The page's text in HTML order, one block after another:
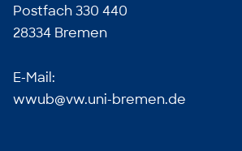
Postfach 330 440
28334 Bremen
E-Mail:
wwub@vw.uni-bremen.de